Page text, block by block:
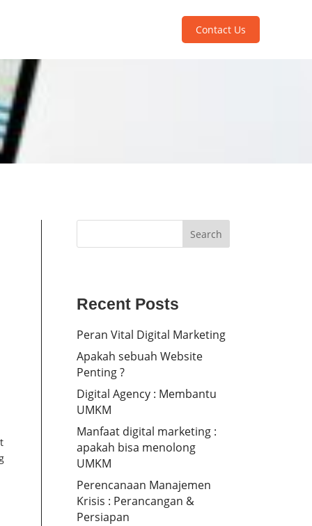
Contact Us
Search
Recent Posts
Peran Vital Digital Marketing
Apakah sebuah Website
Penting ?
Digital Agency : Membantu
UMKM
Manfaat digital marketing :
apakah bisa menolong
UMKM
Perencanaan Manajemen
Krisis : Perancangan &
Persiapan